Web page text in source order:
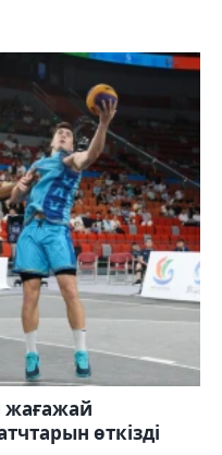
жағажай
өткізді